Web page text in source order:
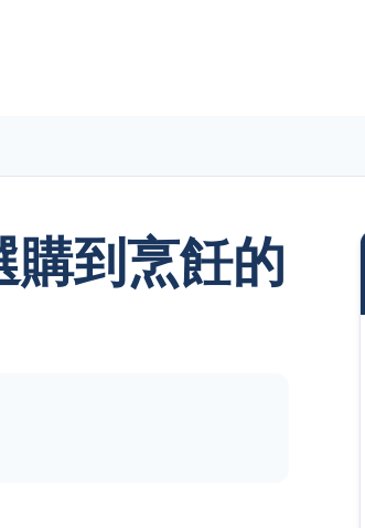
購到烹飪的